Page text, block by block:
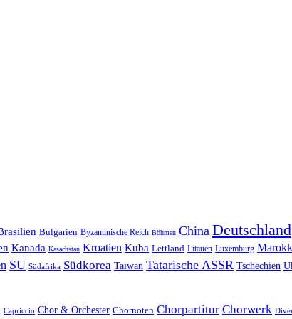
Bulgarien Byzantinische Reich Böhmen China Deutschland
Kanada Kasachstan Kroatien Kuba Lettland Litauen Luxemburg
SU Südafrika Südkorea Taiwan Tatarische ASSR Tschechien
Capriccio Chor & Orchester Chornoten Chorpartitur Chorwerk